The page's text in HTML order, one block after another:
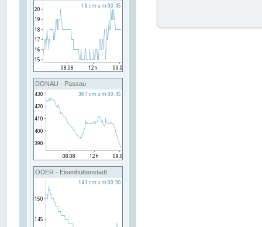
DONAU - Passau
ODER - Eisenhüttenstadt